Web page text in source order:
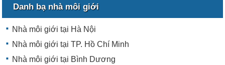
Danh bạ nhà môi giới
Nhà môi giới tại Hà Nội
Nhà môi giới tại TP. Hồ Chí Minh
Nhà môi giới tại Bình Dương